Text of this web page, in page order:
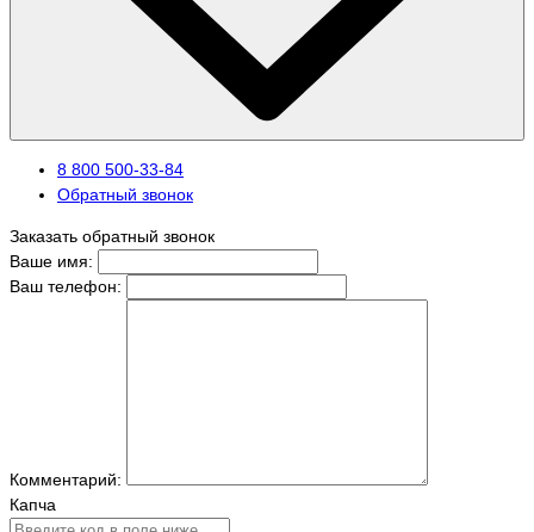
8 800 500-33-84
Обратный звонок
Заказать обратный звонок
Ваше имя:
Ваш телефон:
Комментарий:
Капча